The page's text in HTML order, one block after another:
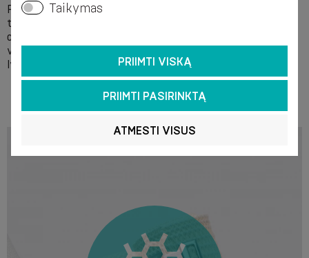
Rekomenduojama skalbti rankomis su muilu + 40 °C
temperatūroje, nenaudojant baliklių. Valymui nenaudokite
cheminių priemonių. Rekomenduojama švelniai nuspausti
vandenį, negręžiant ir paskleidus palikti išdžiūti. Negalima
lyginti.
Taikymas
PRIIMTI VISKĄ
PRIIMTI PASIRINKTĄ
ATMESTI VISUS